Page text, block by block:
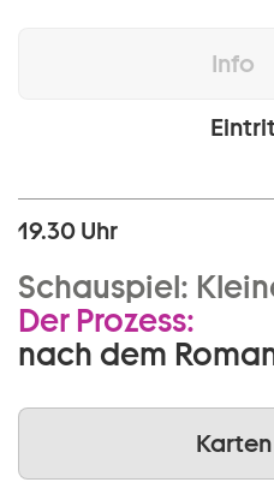
Info
19.30 Uhr
Schauspiel:
Der Prozess:
nach dem
Karten